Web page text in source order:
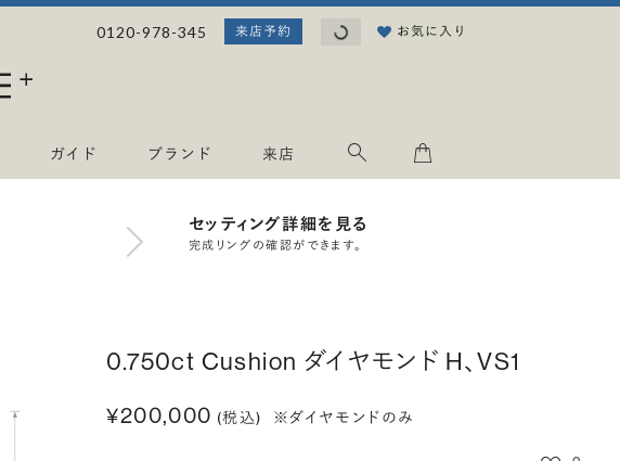
0120-978-345 来店予約 読み込み中...お気に入り
ガイド ブランド 来店
セッティング詳細を見る
完成リングの確認ができます。
0.750ct Cushion ダイヤモンド H、VS1
¥200,000 (税込) ※ダイヤモンドのみ